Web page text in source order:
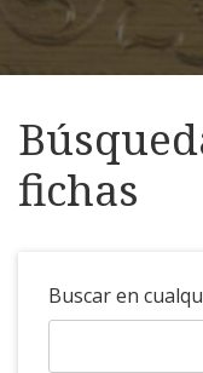
fichas
Buscar en